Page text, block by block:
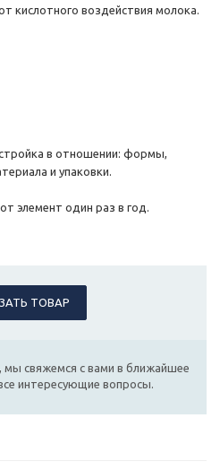
кислотного воздействия молока.
в отношении: формы,
и упаковки.
элемент один раз в год.
ТОВАР
мы свяжемся с вами в ближайшее
интересующие вопросы.